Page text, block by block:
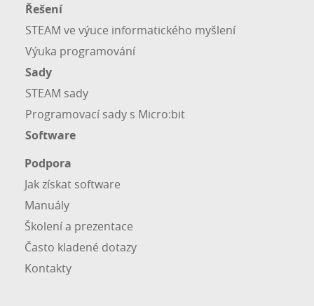
Řešení
STEAM ve výuce informatického myšlení
Výuka programování
Sady
STEAM sady
Programovací sady s Micro:bit
Software
Podpora
Jak získat software
Manuály
Školení a prezentace
Často kladené dotazy
Kontakty